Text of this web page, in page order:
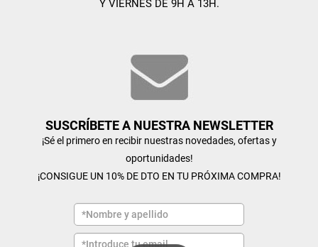
Y VIERNES DE 9H A 13H.
SUSCRÍBETE A NUESTRA NEWSLETTER
¡Sé el primero en recibir nuestras novedades, ofertas y
oportunidades!
¡CONSIGUE UN 10% DE DTO EN TU PRÓXIMA COMPRA!